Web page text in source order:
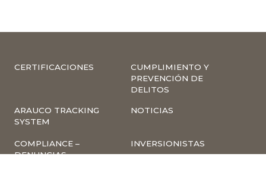
CERTIFICACIONES
CUMPLIMIENTO Y
PREVENCIÓN DE
DELITOS
ARAUCO TRACKING
SYSTEM
NOTICIAS
COMPLIANCE –
DENUNCIAS
INVERSIONISTAS